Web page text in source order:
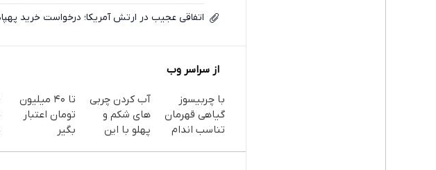
اتفاقی عجیب در ارتش آمریکا؛ درخواست خرید
از سراسر وب
با چربیسوز
گیاهی قهرمان
تناسب اندام
آب کردن چربی
های شکم و
پهلو با این
تا ۴۰ میلیون
تومان اعتبار
بگیر